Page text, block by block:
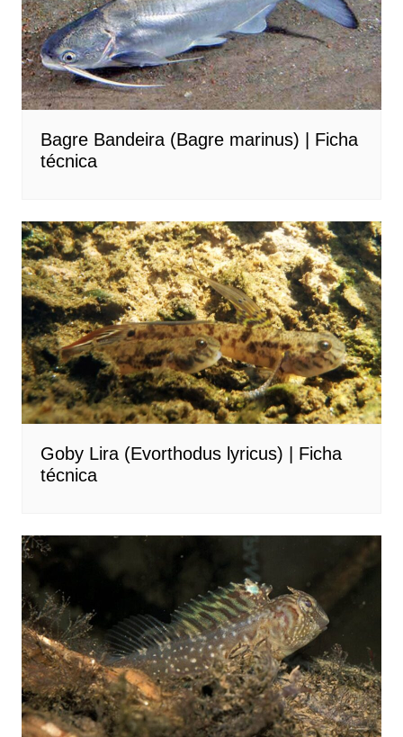
Bagre Bandeira (Bagre marinus) | Ficha
técnica
Goby Lira (Evorthodus lyricus) | Ficha
técnica